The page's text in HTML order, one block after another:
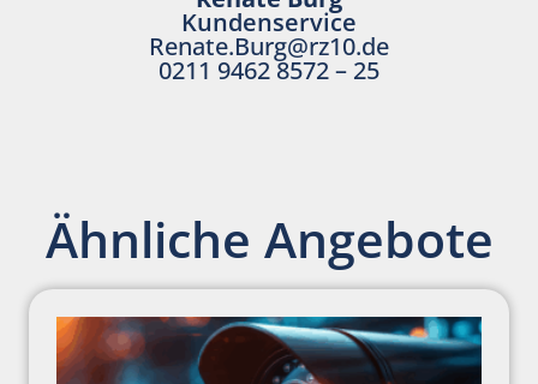
Kundenservice
Renate.Burg@rz10.de
0211 9462 8572 – 25
Ähnliche Angebote